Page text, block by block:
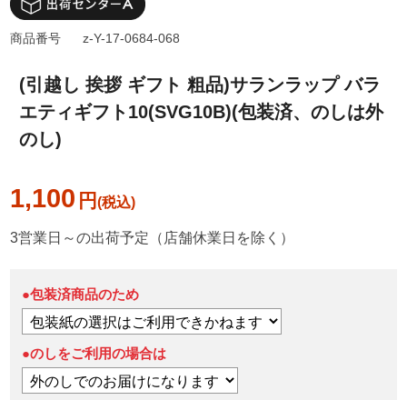
(引越し 挨拶 ギフト 粗品)サランラップ バラ
エティギフト10(SVG10B)(包装済、のしは外
のし)
1,100 円
商品番号 z-Y-17-0684-068
3営業日～の出荷予定（店舗休業日を除く）
●包装済商品のため
●のしをご利用の場合は